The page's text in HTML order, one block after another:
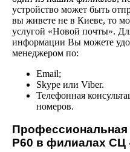
устройство может быть
вы живете не в Киеве, то
услугой «Новой почты».
информации Вы можете
менеджером по:
Email;
Skype или Viber.
Телефонная
номеров.
Профессиональная
P60 в филиалах СЦ